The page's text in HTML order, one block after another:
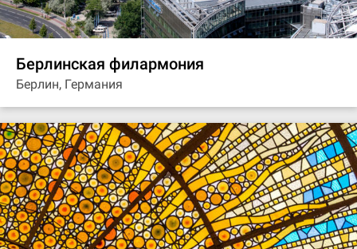
Берлинская филармония
Берлин, Германия